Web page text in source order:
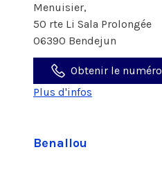
Menuisier,
50 rte Li Sala Prolongée
06390 Bendejun
Obtenir le numéro
Plus d'infos
Benallou